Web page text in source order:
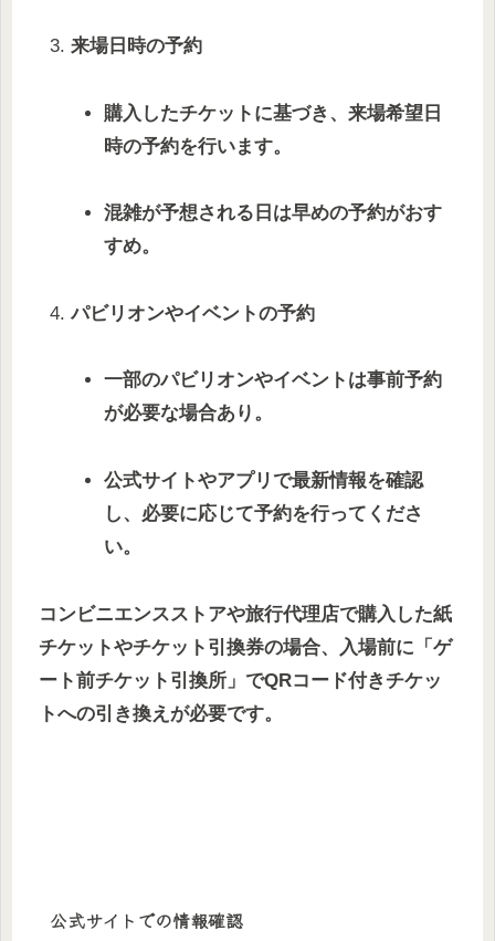
来場日時の予約
購入したチケットに基づき、来場希望日
時の予約を行います。
混雑が予想される日は早めの予約がおす
すめ。
パビリオンやイベントの予約
一部のパビリオンやイベントは事前予約
が必要な場合あり。
公式サイトやアプリで最新情報を確認
し、必要に応じて予約を行ってくださ
い。
コンビニエンスストアや旅行代理店で購入した紙
チケットやチケット引換券の場合、入場前に「ゲ
ート前チケット引換所」でQRコード付きチケッ
トへの引き換えが必要です。
公式サイトでの情報確認